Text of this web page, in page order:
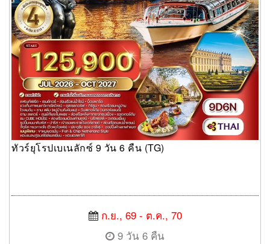
ทัวร์ยุโรปเบเนลักซ์ 9 วัน 6 คืน (TG)
ก.ย., 69 - ต.ค., 70
9 วัน 6 คืน